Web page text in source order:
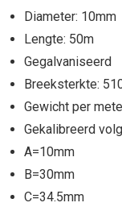
Diameter: 10mm
Lengte: 50m
Gegalvaniseerd
Breeksterkte:
Gewicht per
Gekalibreerd
A=10mm
B=30mm
C=34.5mm